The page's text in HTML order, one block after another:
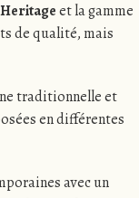
Heritageet la gamme
de qualité, mais
traditionnelle et
en différentes
avec un